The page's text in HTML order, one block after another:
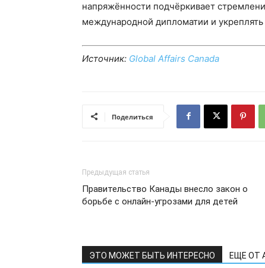
напряжённости подчёркивает
международной дипломатии и
Источник: Global Affairs Canada
Поделиться
Предыдущая статья
Правительство Канады внесло закон о
борьбе с онлайн-угрозами для детей
ЭТО МОЖЕТ БЫТЬ ИНТЕРЕСНО ЕЩЕ ОТ